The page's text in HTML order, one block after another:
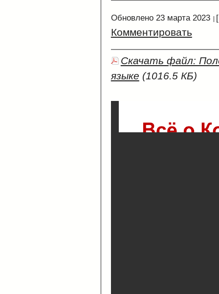
Обновлено 23 марта 2023
Комментировать
Скачать файл:
языке (1016.5 КБ)